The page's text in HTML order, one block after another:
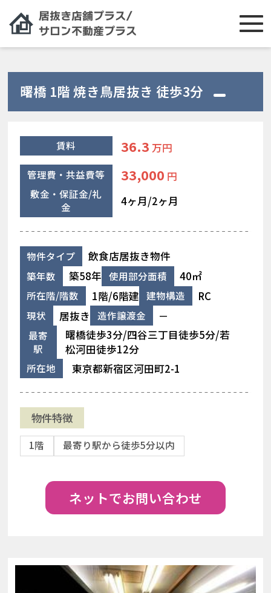
曙橋 1階 焼き鳥居抜き 徒歩3分
賃料 36.3 万円
管理費・共益費等 33,000 円
敷金・保証金/礼
金
4ヶ月/2ヶ月
物件タイプ 飲食店居抜き物件
築年数 築58年 使用部分面積 40㎡
所在階/階数 1階/6階建 建物構造 RC
現状 居抜き 造作譲渡金 －
最寄
駅
曙橋徒歩3分/四谷三丁目徒歩5分/若
松河田徒歩12分
所在地 東京都新宿区河田町2-1
物件特徴
1階 最寄り駅から徒歩5分以内
ネットでお問い合わせ